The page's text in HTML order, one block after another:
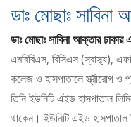
ডাঃ মোছাঃ
ডাঃ মোছাঃ সাবিনা আক্তার
এমবিবিএস, বিসিএস (স্বাস্থ্য),
কলেজ ও হাসপাতালে স্ত্রীরোগ ও
তিনি ইউনিটি এইড হাসপাতাল
থাকেন। ইউনিটি এইড হাসপাতাল